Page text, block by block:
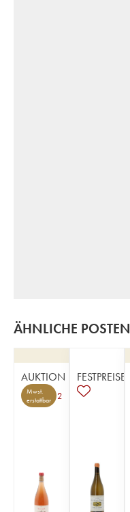
ÄHNLICHE POSTEN
AUKTION
Mwst.
erstattbar
2
FESTPREISE